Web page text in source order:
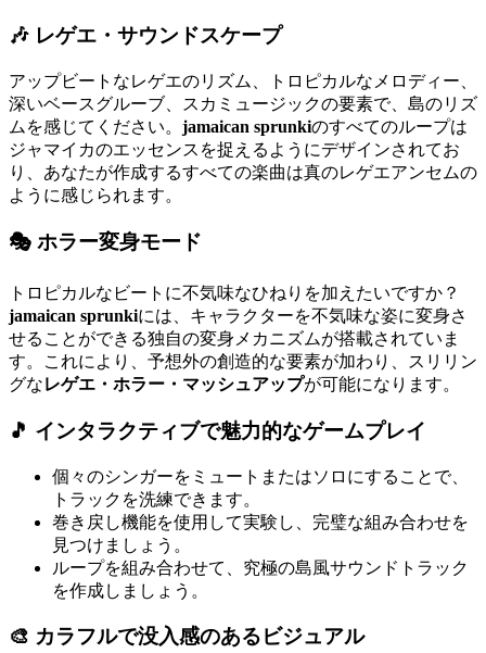
🎶 レゲエ・サウンドスケープ
アップビートなレゲエのリズム、トロピカルなメロディー、
深いベースグルーブ、スカミュージックの要素で、島のリズ
ムを感じてください。 jamaican sprunkiのすべてのループは
ジャマイカのエッセンスを捉えるようにデザインされてお
り、あなたが作成するすべての楽曲は真のレゲエアンセムの
ように感じられます。
🎭 ホラー変身モード
トロピカルなビートに不気味なひねりを加えたいですか？
jamaican sprunkiには、キャラクターを不気味な姿に変身さ
せることができる独自の変身メカニズムが搭載されていま
す。これにより、予想外の創造的な要素が加わり、スリリン
グなレゲエ・ホラー・マッシュアップが可能になります。
🎵 インタラクティブで魅力的なゲームプレイ
個々のシンガーをミュートまたはソロにすることで、
トラックを洗練できます。
巻き戻し機能を使用して実験し、完璧な組み合わせを
見つけましょう。
ループを組み合わせて、究極の島風サウンドトラック
を作成しましょう。
🎨 カラフルで没入感のあるビジュアル